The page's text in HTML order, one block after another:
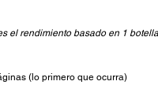
rendimiento basado en 1
(lo primero que ocurra)